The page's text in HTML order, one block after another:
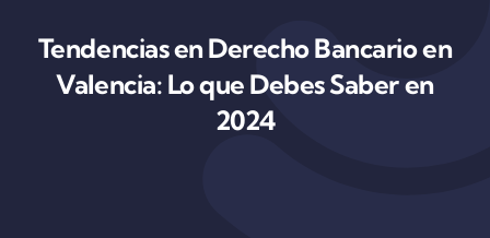
Blog
Tendencias en Derecho Bancario en
Valencia: Lo que Debes Saber en
2024